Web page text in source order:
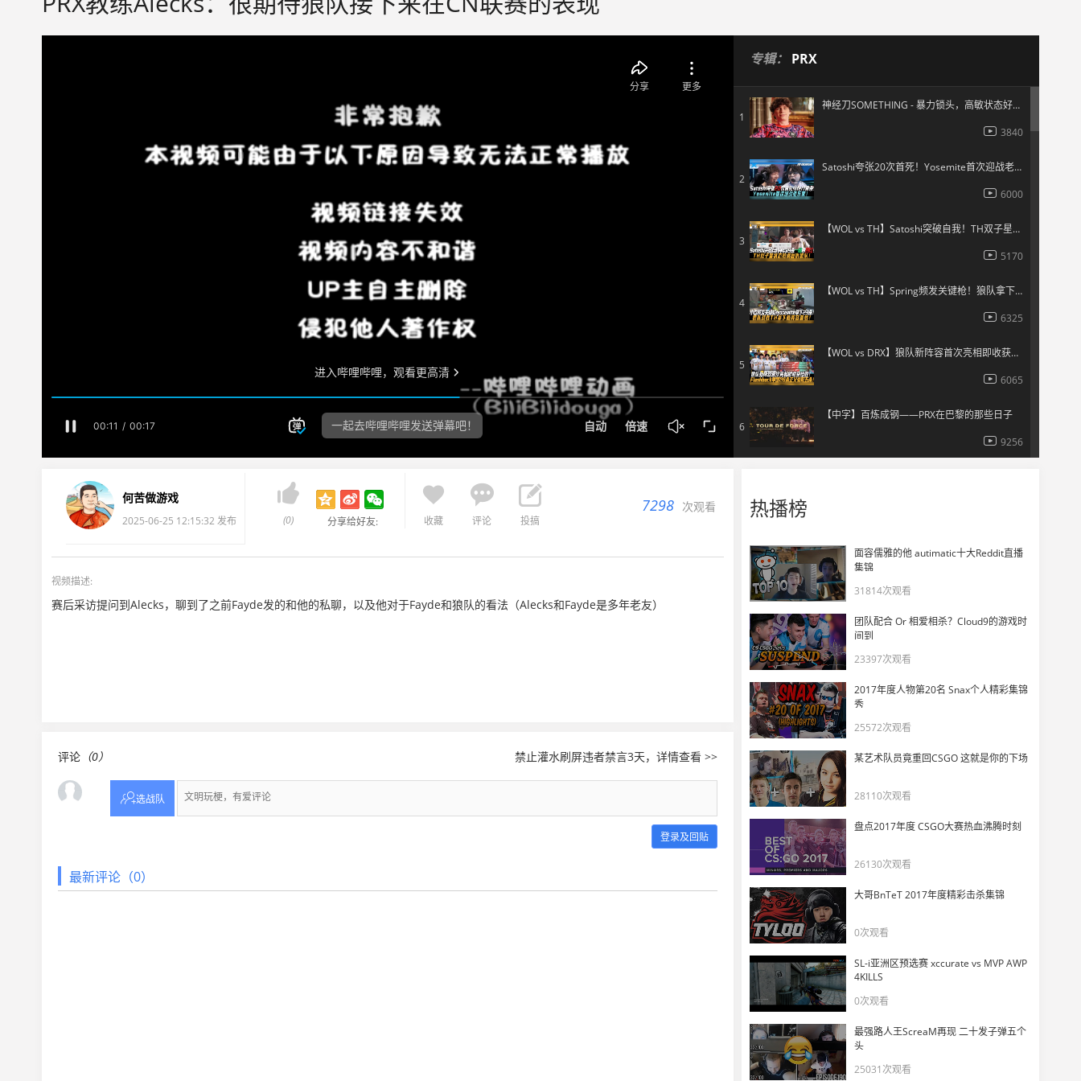
专辑： PRX
1
神经刀SOMETHING - 暴力锁头，高敏状态好的代表人物！
3840
2
Satoshi夸张20次首死！Yosemite首次迎战老东家！
6000
3
【WOL vs TH】Satoshi突破自我！TH双子星状态拉满复仇狼队！
5170
4
【WOL vs TH】Spring频发关键枪！狼队拿下新阵容首胜！
6325
5
【WOL vs DRX】狼队新阵容首次亮相即收获惨败！
6065
6
【中字】百炼成钢——PRX在巴黎的那些日子
9256
职业选手看新英雄“禁灭”
6095
5585
6418
EDG和狼队充满希望！FPX、TE惨遭水鬼！
何苦做游戏
2025-06-25 12:15:32 发布

(0) 分享给好友:

收藏

评论

投搞
7298 次观看
视频描述:
赛后采访提问到Alecks，聊到了之前Fayde发的和他的私聊，以及他对于Fayde和狼队的看法（Alecks和Fayde是多年老友）
禁止灌水刷屏违者禁言3天，详情查看 >>
评论 （0）
选战队
登录及回贴
最新评论（0）
热播榜
面容儒雅的他 autimatic十大Reddit直播
集锦
31814次观看
团队配合 Or 相爱相杀？Cloud9的游戏时
间到
23397次观看
2017年度人物第20名 Snax个人精彩集锦
秀
25572次观看
某艺术队员竟重回CSGO 这就是你的下场
28110次观看
盘点2017年度 CSGO大赛热血沸腾时刻
26130次观看
大哥BnTeT 2017年度精彩击杀集锦
0次观看
SL-i亚洲区预选赛 xccurate vs MVP AWP
4KILLS
0次观看
最强路人王ScreaM再现 二十发子弹五个
头
25031次观看